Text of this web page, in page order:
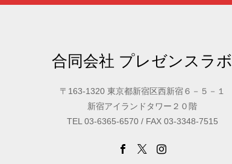
合同会社 プレゼンスラボ
〒163-1320 東京都新宿区西新宿６－５－１
新宿アイランドタワー２０階
TEL 03-6365-6570 / FAX 03-3348-7515